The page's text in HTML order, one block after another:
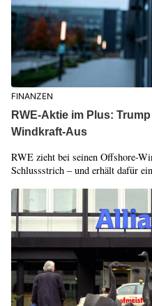
FINANZEN
RWE-Aktie im Plus:
Windkraft-Aus
RWE zieht bei seinen Offshore-
Schlussstrich – und erhält dafür